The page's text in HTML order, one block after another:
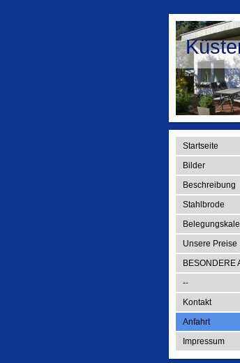
Startseite
Bilder
Beschreibung
Stahlbrode
Unsere Preise
BESONDERE
--
Kontakt
Anfahrt
Impressum